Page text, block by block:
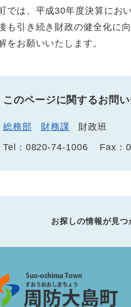
では、平成30年度決算にお
も引き続き財政の健全化に
をお願いいたします。
このページに関するお問
総務部 財務課
財政班
Tel：0820-74-1006
Fax：
お探しの情報が見